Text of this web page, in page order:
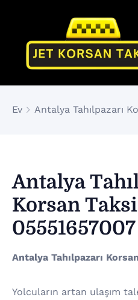
Ev Antalya Tahılpazarı
Antalya
Korsan Taksi
05551657007
Antalya Tahılpazarı
Yolcuların artan ulaşım